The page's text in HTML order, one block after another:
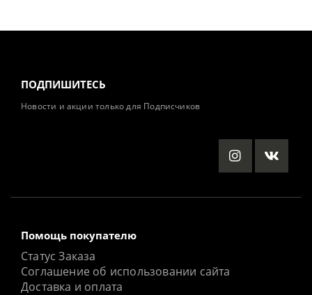
ПОДПИШИТЕСЬ
Новости и акции только для Подписчиков
Помощь покупателю
Статус Заказа
Соглашение об использовании сайта
Доставка и оплата